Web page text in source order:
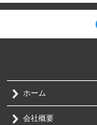
ホーム
会社概要